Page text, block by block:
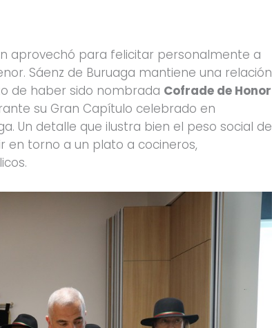
aprovechó para felicitar personalmente a
Sáenz de Buruaga mantiene una relación
de haber sido nombrada Cofrade de Honor
su Gran Capítulo celebrado en
Un detalle que ilustra bien el peso social de
en torno a un plato a cocineros,